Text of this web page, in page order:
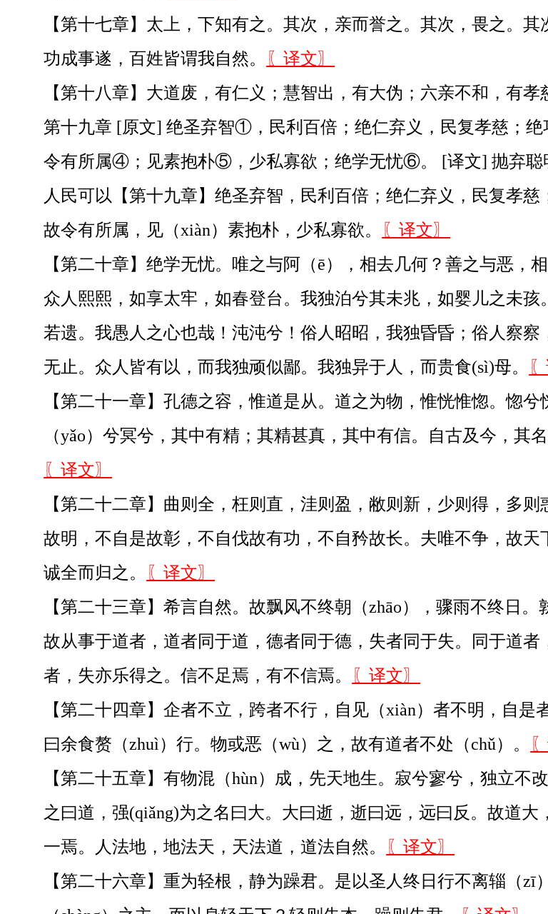
【第十七章】太上，下知有之。其次，亲而誉之。其次，畏之。
功成事遂，百姓皆谓我自然。
〖译文〗
【第十八章】大道废，有仁义；慧智出，有大伪；六亲不和，有孝
第十九章 [原文] 绝圣弃智①，民利百倍；绝仁弃义，民复孝慈；
令有所属④；见素抱朴⑤，少私寡欲；绝学无忧⑥。 [译文] 抛弃聪
人民可以【第十九章】绝圣弃智，民利百倍；绝仁弃义，民复孝
故令有所属，见（xiàn）素抱朴，少私寡欲。
〖译文〗
【第二十章】绝学无忧。唯之与阿（ē），相去几何？善之与恶，
众人熙熙，如享太牢，如春登台。我独泊兮其未兆，如婴儿之未
若遗。我愚人之心也哉！沌沌兮！俗人昭昭，我独昏昏；俗人察
无止。众人皆有以，而我独顽似鄙。我独异于人，而贵食(sì)母。
【第二十一章】孔德之容，惟道是从。道之为物，惟恍惟惚。惚
（yǎo）兮冥兮，其中有精；其精甚真，其中有信。自古及今，其
〖译文〗
【第二十二章】曲则全，枉则直，洼则盈，敝则新，少则得，多
故明，不自是故彰，不自伐故有功，不自矜故长。夫唯不争，故天
诚全而归之。
〖译文〗
【第二十三章】希言自然。故飘风不终朝（zhāo），骤雨不终日
故从事于道者，道者同于道，德者同于德，失者同于失。同于道
者，失亦乐得之。信不足焉，有不信焉。
〖译文〗
【第二十四章】企者不立，跨者不行，自见（xiàn）者不明，自是
曰余食赘（zhuì）行。物或恶（wù）之，故有道者不处（chǔ）。
【第二十五章】有物混（hùn）成，先天地生。寂兮寥兮，独立
之曰道，强(qiǎng)为之名曰大。大曰逝，逝曰远，远曰反。故道
一焉。人法地，地法天，天法道，道法自然。
〖译文〗
【第二十六章】重为轻根，静为躁君。是以圣人终日行不离辎（